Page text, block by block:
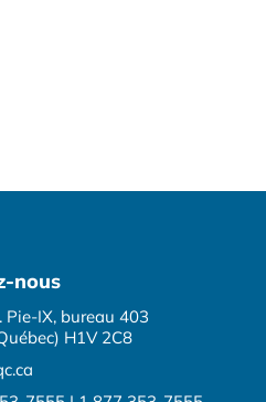
nous
Pie-IX, bureau 403
H1V 2C8